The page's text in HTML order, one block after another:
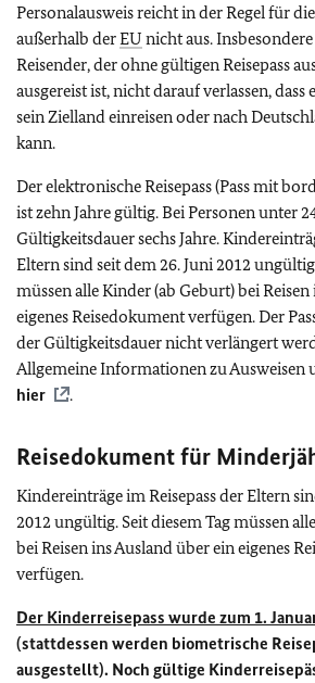
Personalausweis reicht in der Regel für
außerhalb derEU nicht aus.
Reisender, der ohne gültigen Reisepass
ausgereist ist, nicht darauf verlassen, dass
sein Zielland einreisen oder nach
kann.
Der elektronische Reisepass (Pass mit
ist zehn Jahre gültig. Bei Personen unter
Gültigkeitsdauer sechs Jahre.
Eltern sind seit dem 26. Juni 2012
müssen alle Kinder (ab Geburt) bei
eigenes Reisedokument verfügen. Der
der Gültigkeitsdauer nicht verlängert
Allgemeine Informationen zu Ausweisen
hier
.
Reisedokument für
Kindereinträge im Reisepass der Eltern
2012 ungültig. Seit diesem Tag müssen
bei Reisen ins Ausland über ein eigenes
verfügen.
Der Kinderreisepass wurde zum 1.
(stattdessen werden biometrische
ausgestellt). Noch gültige